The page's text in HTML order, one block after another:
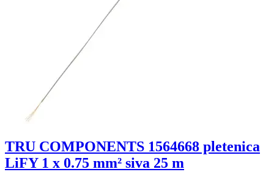
TRU COMPONENTS 1564668 pletenica
LiFY 1 x 0.75 mm² siva 25 m